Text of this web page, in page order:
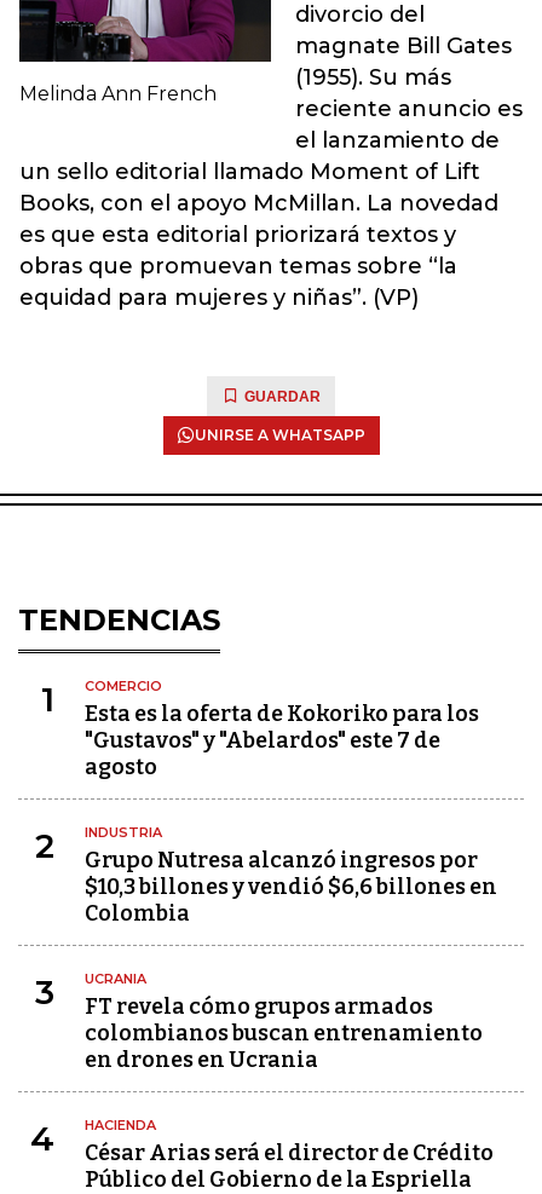
Melinda Ann French
divorcio del
magnate Bill Gates
(1955). Su más
reciente anuncio es
el lanzamiento de
un sello editorial llamado Moment of Lift
Books, con el apoyo McMillan. La novedad
es que esta editorial priorizará textos y
obras que promuevan temas sobre “la
equidad para mujeres y niñas”. (VP)
GUARDAR
UNIRSE A WHATSAPP
TENDENCIAS
1 COMERCIO
Esta es la oferta de Kokoriko para los
"Gustavos" y "Abelardos" este 7 de
agosto
2 INDUSTRIA
Grupo Nutresa alcanzó ingresos por
$10,3 billones y vendió $6,6 billones en
Colombia
3 UCRANIA
FT revela cómo grupos armados
colombianos buscan entrenamiento
en drones en Ucrania
4 HACIENDA
César Arias será el director de Crédito
Público del Gobierno de la Espriella